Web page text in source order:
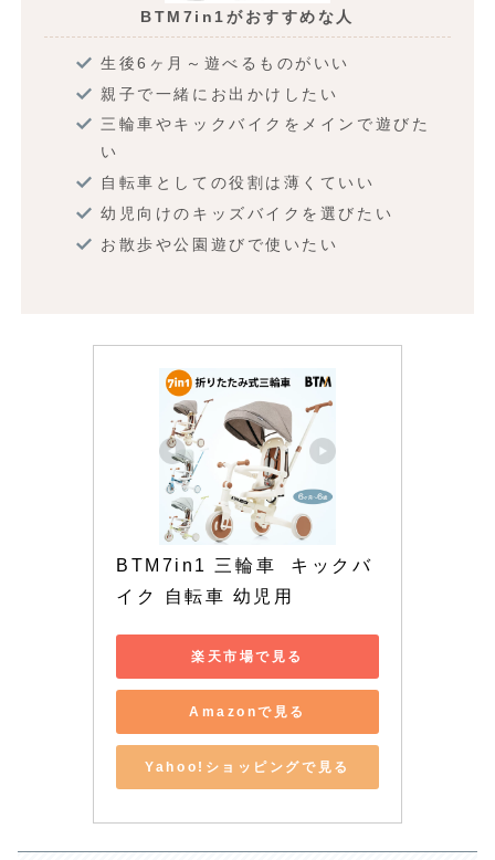
BTM7in1がおすすめな人
生後6ヶ月～遊べるものがいい
親子で一緒にお出かけしたい
三輪車やキックバイクをメインで遊びた
い
自転車としての役割は薄くていい
幼児向けのキッズバイクを選びたい
お散歩や公園遊びで使いたい
BTM7in1 三輪車  キックバ
イク 自転車 幼児用
楽天市場で見る
Amazonで見る
Yahoo!ショッピングで見る